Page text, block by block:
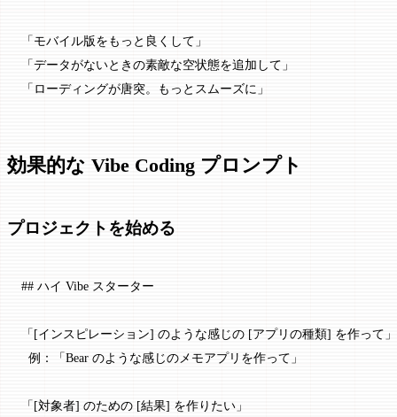
「モバイル版をもっと良くして」
「データがないときの素敵な空状態を追加して」
「ローディングが唐突。もっとスムーズに」
効果的な Vibe Coding プロンプト
プロジェクトを始める
## ハイ Vibe スターター
「[インスピレーション] のような感じの [アプリの種類] を作って」
  例：「Bear のような感じのメモアプリを作って」
「[対象者] のための [結果] を作りたい」